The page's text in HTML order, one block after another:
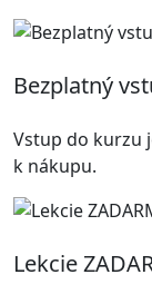
Bezplatný
Vstup do kurzu
k nákupu.
Lekcie